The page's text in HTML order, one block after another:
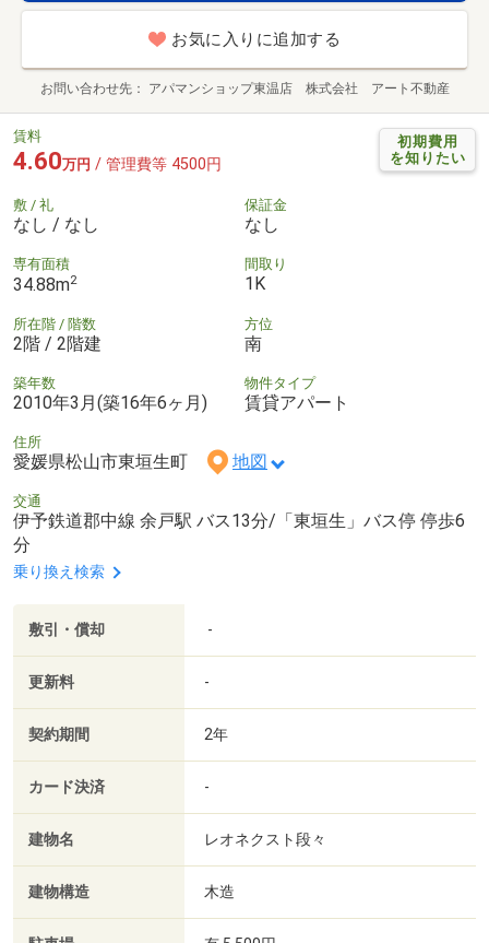
お気に入りに追加する
お問い合わせ先 アパマンショップ東温店 株式会社 アート不動産
初期費用
を知りたい
賃料
4.60万円 / 管理費等 4500円
敷 / 礼
なし / なし
保証金
なし
専有面積
34.88m2
間取り
1K
所在階 / 階数
2階 / 2階建
方位
南
築年数
2010年3月(築16年6ヶ月)
物件タイプ
賃貸アパート
住所
愛媛県松山市東垣生町 地図
交通
伊予鉄道郡中線 余戸駅 バス13分/「東垣生」バス停 停歩6
分
乗り換え検索
敷引・償却 -
更新料 -
契約期間 2年
カード決済 -
建物名 レオネクスト段々
建物構造 木造